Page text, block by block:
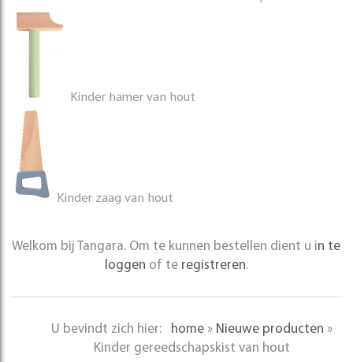
Kinder hamer van hout
Kinder zaag van hout
Welkom bij Tangara. Om te kunnen bestellen dient u in te
loggen of te registreren.
U bevindt zich hier: home » Nieuwe producten »
Kinder gereedschapskist van hout